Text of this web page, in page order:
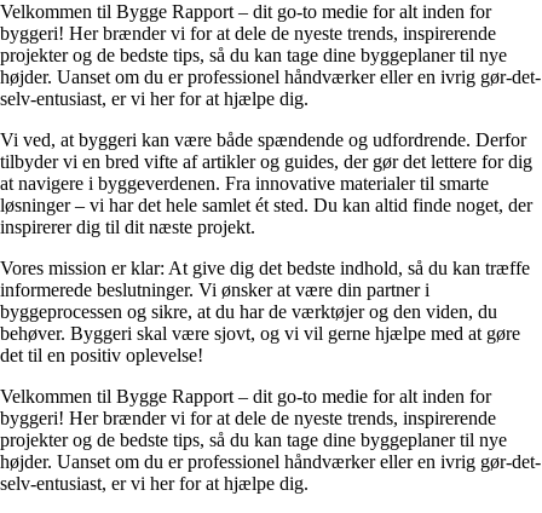
Velkommen til Bygge Rapport – dit go-to medie for alt inden for
byggeri! Her brænder vi for at dele de nyeste trends, inspirerende
projekter og de bedste tips, så du kan tage dine byggeplaner til nye
højder. Uanset om du er professionel håndværker eller en ivrig gør-det-
selv-entusiast, er vi her for at hjælpe dig.
Vi ved, at byggeri kan være både spændende og udfordrende. Derfor
tilbyder vi en bred vifte af artikler og guides, der gør det lettere for dig
at navigere i byggeverdenen. Fra innovative materialer til smarte
løsninger – vi har det hele samlet ét sted. Du kan altid finde noget, der
inspirerer dig til dit næste projekt.
Vores mission er klar: At give dig det bedste indhold, så du kan træffe
informerede beslutninger. Vi ønsker at være din partner i
byggeprocessen og sikre, at du har de værktøjer og den viden, du
behøver. Byggeri skal være sjovt, og vi vil gerne hjælpe med at gøre
det til en positiv oplevelse!
Velkommen til Bygge Rapport – dit go-to medie for alt inden for
byggeri! Her brænder vi for at dele de nyeste trends, inspirerende
projekter og de bedste tips, så du kan tage dine byggeplaner til nye
højder. Uanset om du er professionel håndværker eller en ivrig gør-det-
selv-entusiast, er vi her for at hjælpe dig.